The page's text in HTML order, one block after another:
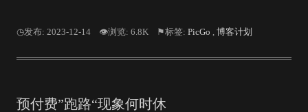
◷发布: 2023-12-14 👁浏览: 6.8K ⚑标签: PicGo , 博客计划
预付费”跑路“现象何时休